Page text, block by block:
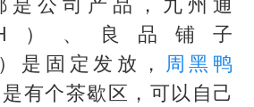
）、良品铺子
）是固定发放， 周黑鸭
是有个茶歇区，可以自己